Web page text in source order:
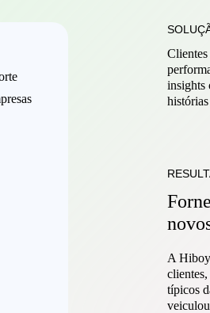
insights
A Hiboy
típicos